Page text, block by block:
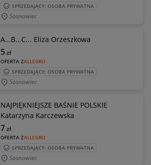
SPRZEDAJĄCY: OSOBA PRYWATNA
Sosnowiec
A...B...C... Eliza Orzeszkowa
OFERTA ZALLEGRO
5zł
SPRZEDAJĄCY: OSOBA PRYWATNA
Sosnowiec
NAJPIĘKNIEJSZE BAŚNIE POLSKIE
Katarzyna Karczewska
OFERTA ZALLEGRO
7zł
SPRZEDAJĄCY: OSOBA PRYWATNA
Sosnowiec